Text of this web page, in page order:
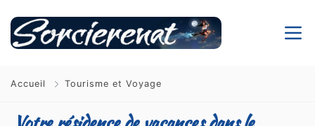
Accueil Tourisme et Voyage